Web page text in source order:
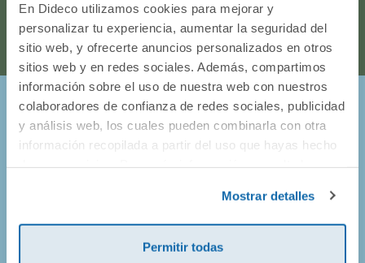
En Dideco utilizamos cookies para mejorar y
personalizar tu experiencia, aumentar la seguridad del
sitio web, y ofrecerte anuncios personalizados en otros
sitios web y en redes sociales. Además, compartimos
información sobre el uso de nuestra web con nuestros
colaboradores de confianza de redes sociales, publicidad
y análisis web, los cuales pueden combinarla con otra
información recopilada a partir del uso que hayas hecho
Mostrar detalles
Permitir todas
9:00h a 17:00h.
¡Entérate de todo lo que pasa en
Dideco!
Prometemos no llenarte el buzón de correos, así que solo
vamos a enviarte mails de promociones geniales, de
productos nuevos y alguna que otra sorpresa.